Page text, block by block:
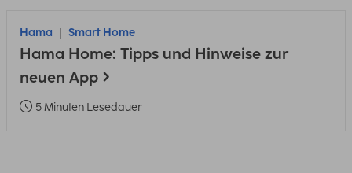
Hama Smart Home
Hama Home: Tipps und Hinweise zur
neuen App
5 Minuten Lesedauer